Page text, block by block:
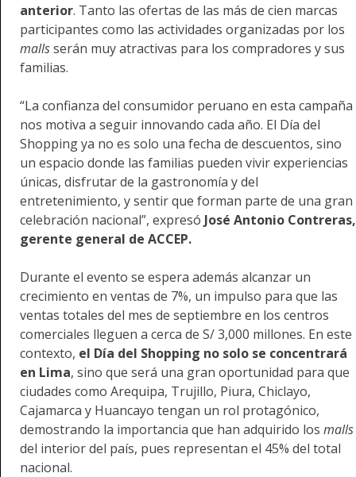
anterior. Tanto las ofertas de las más de cien marcas
participantes como las actividades organizadas por los
mallsserán muy atractivas para los compradores y sus
familias.
“La confianza del consumidor peruano en esta campaña
nos motiva a seguir innovando cada año. El Día del
Shopping ya no es solo una fecha de descuentos, sino
un espacio donde las familias pueden vivir experiencias
únicas, disfrutar de la gastronomía y del
entretenimiento, y sentir que forman parte de una gran
celebración nacional”, expresó José Antonio Contreras,
gerente general de ACCEP.
Durante el evento se espera además alcanzar un
crecimiento en ventas de 7%, un impulso para que las
ventas totales del mes de septiembre en los centros
comerciales lleguen a cerca de S/ 3,000 millones. En este
contexto, el Día del Shopping no solo se concentrará
en Lima, sino que será una gran oportunidad para que
ciudades como Arequipa, Trujillo, Piura, Chiclayo,
Cajamarca y Huancayo tengan un rol protagónico,
demostrando la importancia que han adquirido los malls
del interior del país, pues representan el 45% del total
nacional.